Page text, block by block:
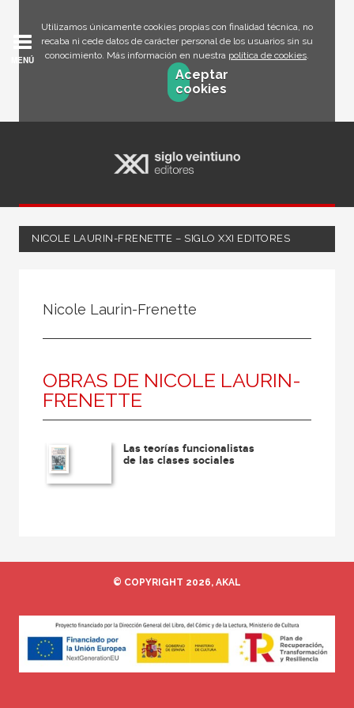
Utilizamos únicamente cookies propias con finalidad técnica, no
recaba ni cede datos de carácter personal de los usuarios sin su
conocimiento. Más información en nuestra política de cookies.
Aceptar
cookies
MENÚ
NICOLE LAURIN-FRENETTE – SIGLO XXI EDITORES
Nicole Laurin-Frenette
OBRAS DE NICOLE LAURIN-
FRENETTE
Las teorías funcionalistas
de las clases sociales
© COPYRIGHT 2026, AKAL